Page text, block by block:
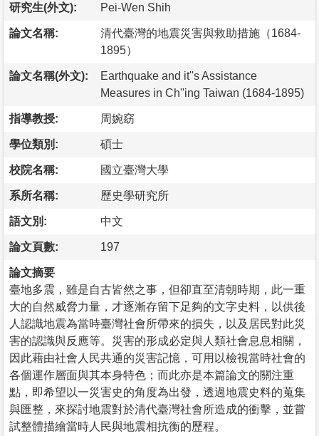
研究生(外文): Pei-Wen Shih
論文名稱:
清代臺灣的地震災害與救助措施（1684-
1895）
論文名稱(外文):
Earthquake and it''s Assistance
Measures in Ch''ing Taiwan (1684-1895)
指導教授: 周婉窈
學位類別: 碩士
校院名稱: 國立臺灣大學
系所名稱: 歷史學研究所
語文別: 中文
論文頁數: 197
論文摘要
臺地多震，雖是自古皆然之事，但卻直至清朝時期，此一重
大的自然威脅力量，才逐漸存留下足夠的文字史料，以供後
人認識地震為當時臺灣社會所帶來的損失，以及居民對此災
害的認識與反應等。災害的形成必定與人類社會息息相關，
因此藉由社會人民共通的災害記憶，可用以檢視當時社會的
各個運作層面與其本身特色；而此亦是本篇論文的關注重
點，即希望以一災害史的角度為出發，透過地震史料的蒐集
與匯整，來探討地震對於清代臺灣社會所造成的衝擊，並嘗
試整體描繪當時人民與地震相抗衡的歷程。